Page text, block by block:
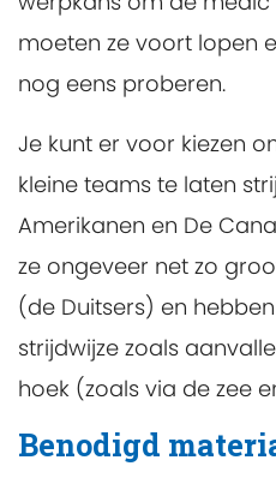
moeten ze voort lopen
nog eens proberen.
Je kunt er voor kiezen
kleine teams te laten
Amerikanen en De
ze ongeveer net zo
(de Duitsers) en
strijdwijze zoals
hoek (zoals via de zee
Benodigd